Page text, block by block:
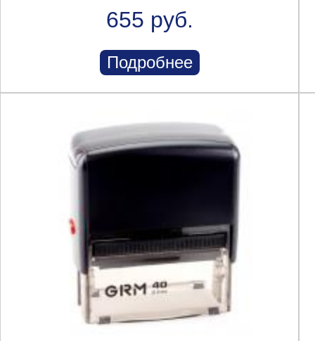
655 руб.
Подробнее